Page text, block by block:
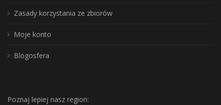
Zasady korzystania ze zbiorów
Moje konto
Blogosfera
Poznaj lepiej nasz region: